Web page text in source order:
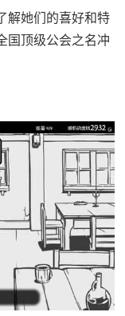
解她们的喜好和特
国顶级公会之名冲